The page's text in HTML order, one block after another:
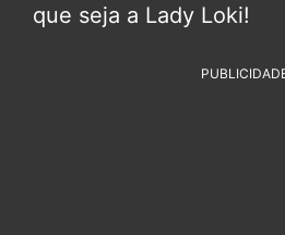
que seja a Lady Loki!